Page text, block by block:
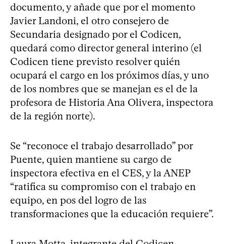
documento, y añade que por el momento
Javier Landoni, el otro consejero de
Secundaria designado por el Codicen,
quedará como director general interino (el
Codicen tiene previsto resolver quién
ocupará el cargo en los próximos días, y uno
de los nombres que se manejan es el de la
profesora de Historia Ana Olivera, inspectora
de la región norte).
Se “reconoce el trabajo desarrollado” por
Puente, quien mantiene su cargo de
inspectora efectiva en el CES, y la ANEP
“ratifica su compromiso con el trabajo en
equipo, en pos del logro de las
transformaciones que la educación requiere”.